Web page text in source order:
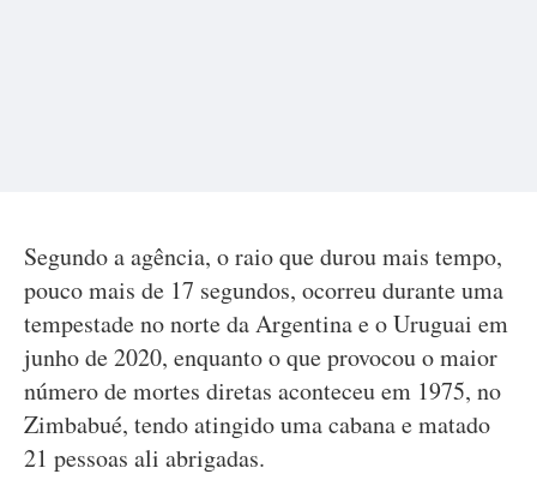
Segundo a agência, o raio que durou mais tempo,
pouco mais de 17 segundos, ocorreu durante uma
tempestade no norte da Argentina e o Uruguai em
junho de 2020, enquanto o que provocou o maior
número de mortes diretas aconteceu em 1975, no
Zimbabué, tendo atingido uma cabana e matado
21 pessoas ali abrigadas.